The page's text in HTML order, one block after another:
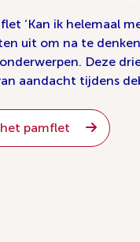
‘Kan ik helemaal
uit om na te
Deze
aandacht tijdens
pamflet